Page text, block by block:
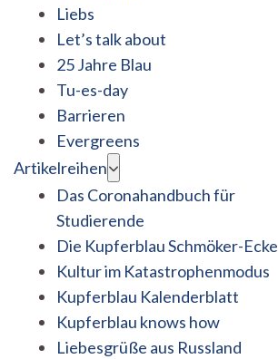
Liebs
Let’s talk about
25 Jahre Blau
Tu-es-day
Barrieren
Evergreens
Artikelreihen
Das Coronahandbuch für
Studierende
Die Kupferblau Schmöker-Ecke
Kultur im Katastrophenmodus
Kupferblau Kalenderblatt
Kupferblau knows how
Liebesgrüße aus Russland